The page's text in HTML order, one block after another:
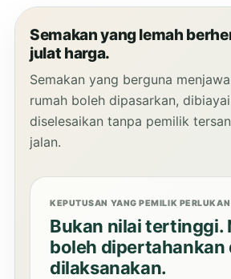
Semakan yang lemah
julat harga.
Semakan yang berguna
rumah boleh dipasarkan,
diselesaikan tanpa pemilik
jalan.
KEPUTUSAN YANG PEMILIK PERLUKAN
Bukan nilai tertinggi.
boleh dipertahankan
dilaksanakan.